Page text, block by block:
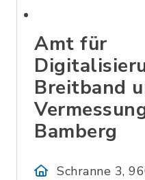
Amt für
Breitband
Bamberg
Schranne 3,